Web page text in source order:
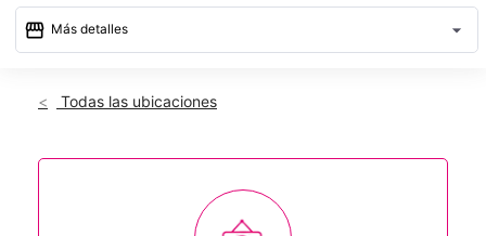
storefront Más detalles arrow_drop_down
access_time
Mié.: cerrado temporalmente
Esta tienda está cerrada temporalmente por remodelación.
Esperamos poder ayudarte en otra tienda cercana.
Todas las ubicaciones